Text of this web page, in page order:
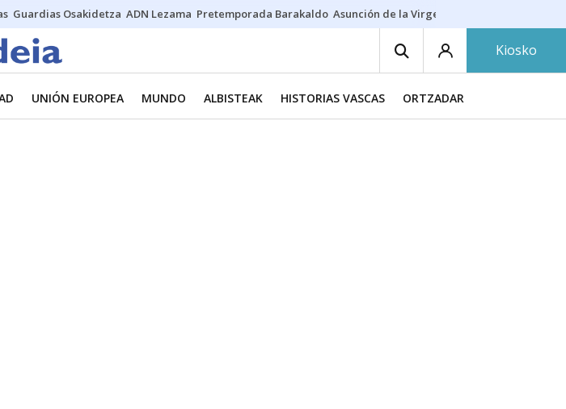
Guardias Osakidetza ADN Lezama Pretemporada Barakaldo Asunción de la Virgen
Kiosko
UNIÓN EUROPEA MUNDO ALBISTEAK HISTORIAS VASCAS ORTZADAR